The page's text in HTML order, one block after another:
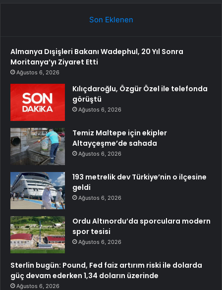
Son Eklenen
Almanya Dışişleri Bakanı Wadephul, 20 Yıl Sonra
Moritanya’yı Ziyaret Etti
Ağustos 6, 2026
Kılıçdaroğlu, Özgür Özel ile telefonda
görüştü
Ağustos 6, 2026
Temiz Maltepe için ekipler
Altayçeşme’de sahada
Ağustos 6, 2026
193 metrelik dev Türkiye’nin o ilçesine
geldi
Ağustos 6, 2026
Ordu Altınordu’da sporculara modern
spor tesisi
Ağustos 6, 2026
Sterlin bugün: Pound, Fed faiz artırım riski ile dolarda
güç devam ederken 1,34 doların üzerinde
Ağustos 6, 2026